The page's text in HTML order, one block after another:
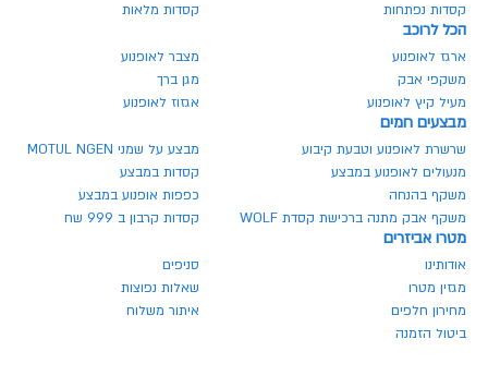
קסדות נפתחות
קסדות מלאות
הכל לרוכב
ארגז לאופנוע
מצבר לאופנוע
משקפי אבק
מגן ברך
מעיל קיץ לאופנוע
אגזוז לאופנוע
מבצעים חמים
שרשרת לאופנוע וטבעת קיבוע
מבצע על שמני MOTUL NGEN
מנעולים לאופנוע במבצע
קסדות במבצע
משקף בהנחה
כפפות אופנוע במבצע
משקף אבק מתנה ברכישת קסדת WOLF
קסדות קרבון ב 999 שח
מטרו אביזרים
אודותינו
סניפים
מגזין מטרו
שאלות נפוצות
מחירון חלפים
איתור משלוח
ביטול הזמנה